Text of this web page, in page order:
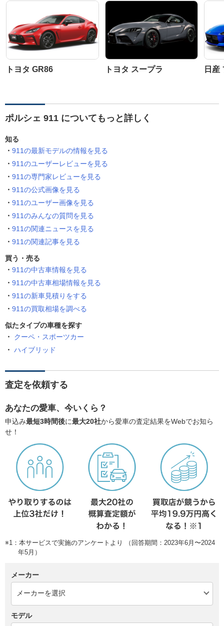
トヨタ GR86 トヨタ スープラ 日産
ポルシェ 911 についてもっと詳しく
知る
911の最新モデルの情報を見る
911のユーザーレビューを見る
911の専門家レビューを見る
911の公式画像を見る
911のユーザー画像を見る
911のみんなの質問を見る
911の関連ニュースを見る
911の関連記事を見る
買う・売る
911の中古車情報を見る
911の中古車相場情報を見る
911の新車見積りをする
911の買取相場を調べる
似たタイプの車種を探す
クーペ・スポーツカー
ハイブリッド
査定を依頼する
あなたの愛車、今いくら？
申込み最短3時間後に最大20社から愛車の査定結果をWebでお知ら
せ！
※1：本サービスで実施のアンケートより （回答期間：2023年6月〜2024
年5月）
メーカー
モデル